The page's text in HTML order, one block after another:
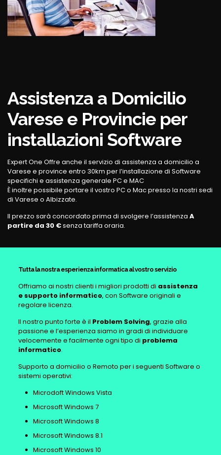
Assistenza a Domicilio
Varese e Provincie per
installazioni Software
Expert One Offre anche il servizio di assistenza a domicilio a
Varese e province entro 30km per l’installazione di Software
specifichi e assistenza generale PC e MAC
È inoltre possibile portare il vostro PC o Mac presso la nostri sedi
di Varese o Albizzate.
Il prezzo sarà concordato prima di svolgere l’assistenza A
partire da 30 €senza tariffa oraria.
Tutta la nostra esperienza informatica al vostro servizio
Offriamo ai nostri clienti i migliori prodotti di assistenza
e supporto informatico, con Software originali e
regolare licenza.
Il nostro punto forte è il Problem Solving, grazie alla
passione e l’esperienza siamo in gradi di individuare
velocemente e facilmente ogni tipo di problema
informatico.
Supporto a domicilio o Remoto per i seguenti Software o
sistemi operativi:
Microdoft Windows Vista
Microsoft Windows 7
Microsoft Windows 8
Microsoft Windows 8.1
Microsoft Windows 10